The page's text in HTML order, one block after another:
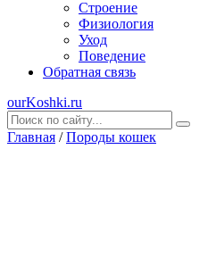
Строение
Физиология
Уход
Поведение
Обратная связь
ourKoshki.ru
Главная / Породы кошек